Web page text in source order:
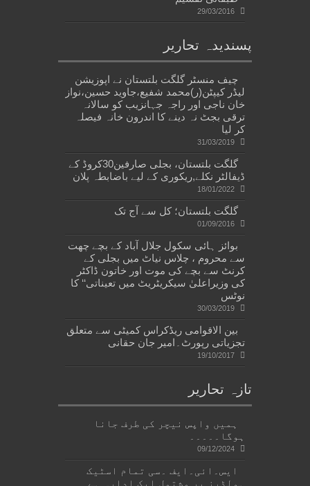
29/03/2016
پسندیدہ تحاریر
چیف منسٹر گلگت بلتستان نے اپوزیشن
لیڈر کیپٹن(ر)محمد شفیع،جاوید حسین،نواز
خان ناجی اور راجہ جہانزیب کو سالانہ
ترقی بجٹ نہ دینے کا اندرون خانہ فیصلہ
کر لیا
31/03/2019
گلگت بلتستان، بجلی صارفین30کروڈ کے
ڈیفالٹر نکلے,ریکوری کے لیے باضابطہ پلان
18/01/2022
گلگت بلتستان؛ کل سے آج تک
01/09/2016
بوائز ہائی سکول جلال آباد کے بچے چھت
سے محروم ، چلاس نیاٹ میں بجلی کے
کرنٹ سے بچے کی موت اور خاتون ڈاکٹر
کی وزیراعلیٰ سیکریٹریٹ میں تعیناتی‘‘ کا
نوٹس
30/03/2019
بین الاقوامی ریڈکراس کمیٹی سے متعلق
تجزیاتی رپورٹ۔امیر جان حقانی
19/10/2017
تازہ تحاریر
ہمیں واپس نیچر کی طرف جانا
ہوگا۔۔۔۔۔
09/12/2024
ایس۔ائی۔ایف ۔سی تمام اسٹیک
ہولڈرز پر مشتمل ایک ادارہ ہے